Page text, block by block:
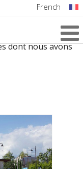
French
English
dont nous avons